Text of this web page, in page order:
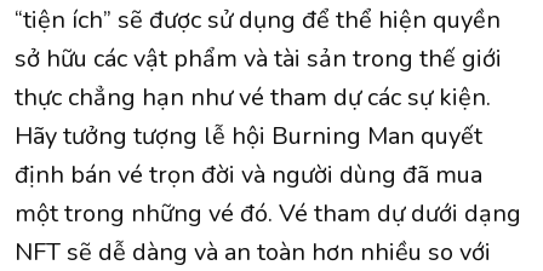
“tiện ích” sẽ được sử dụng để thể hiện quyền
sở hữu các vật phẩm và tài sản trong thế giới
thực chẳng hạn như vé tham dự các sự kiện.
Hãy tưởng tượng lễ hội Burning Man quyết
định bán vé trọn đời và người dùng đã mua
một trong những vé đó. Vé tham dự dưới dạng
NFT sẽ dễ dàng và an toàn hơn nhiều so với